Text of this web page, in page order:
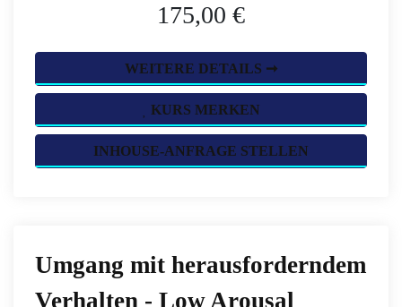
175,00 €
WEITERE DETAILS ➞
KURS MERKEN
INHOUSE-ANFRAGE STELLEN
Umgang mit herausforderndem
Verhalten - Low Arousal